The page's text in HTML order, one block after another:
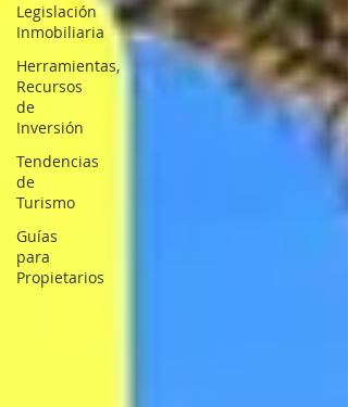
Legislación
Inmobiliaria
Herramientas,
Recursos
de
Inversión
Tendencias
de
Turismo
Guías
para
Propietarios